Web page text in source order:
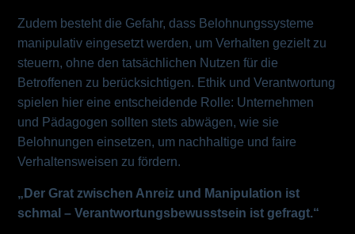
Zudem besteht die Gefahr, dass Belohnungssysteme
manipulativ eingesetzt werden, um Verhalten gezielt zu
steuern, ohne den tatsächlichen Nutzen für die
Betroffenen zu berücksichtigen. Ethik und Verantwortung
spielen hier eine entscheidende Rolle: Unternehmen
und Pädagogen sollten stets abwägen, wie sie
Belohnungen einsetzen, um nachhaltige und faire
Verhaltensweisen zu fördern.
„Der Grat zwischen Anreiz und Manipulation ist
schmal – Verantwortungsbewusstsein ist gefragt.“